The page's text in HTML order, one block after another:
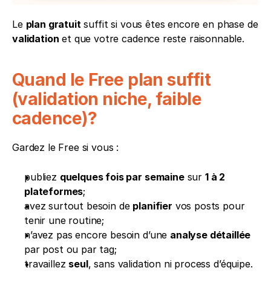
Le plan gratuit
suffit si vous êtes encore en phase de
validation et que votre cadence reste raisonnable.
Quand le Free plan suffit
(validation niche, faible
cadence)?
Gardez le Free si vous :
publiez quelques fois par semaine sur 1 à 2
plateformes;
avez surtout besoin de planifier vos posts pour
tenir une routine;
n’avez pas encore besoin d’une analyse détaillée
par post ou par tag;
travaillez seul, sans validation ni process d’équipe.